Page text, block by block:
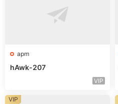
apm
hAwk-207
VIP
VIP